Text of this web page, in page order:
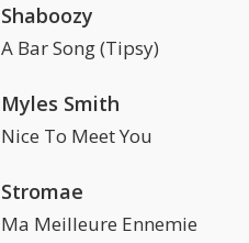
Shaboozy
A Bar Song (Tipsy)
Myles Smith
Nice To Meet You
Stromae
Ma Meilleure Ennemie